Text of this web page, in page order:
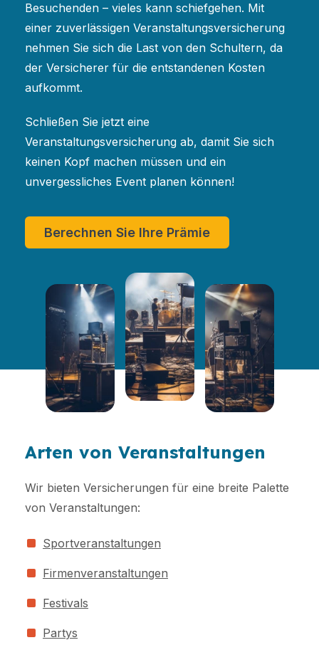
Besuchenden – vieles kann schiefgehen. Mit
einer zuverlässigen Veranstaltungsversicherung
nehmen Sie sich die Last von den Schultern, da
der Versicherer für die entstandenen Kosten
aufkommt.
Schließen Sie jetzt eine
Veranstaltungsversicherung ab, damit Sie sich
keinen Kopf machen müssen und ein
unvergessliches Event planen können!
Berechnen Sie Ihre Prämie
Arten von Veranstaltungen
Wir bieten Versicherungen für eine breite Palette
von Veranstaltungen:
Sportveranstaltungen
Firmenveranstaltungen
Festivals
Partys